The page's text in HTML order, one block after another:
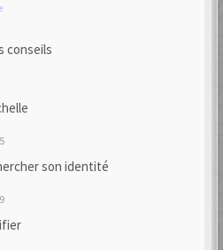
conseils
son identité